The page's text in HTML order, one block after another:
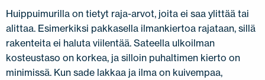
Huippuimurilla on tietyt raja-arvot, joita ei saa ylittää tai
alittaa. Esimerkiksi pakkasella ilmankiertoa rajataan, sillä
rakenteita ei haluta viilentää. Sateella ulkoilman
kosteustaso on korkea, ja silloin puhaltimen kierto on
minimissä. Kun sade lakkaa ja ilma on kuivempaa,